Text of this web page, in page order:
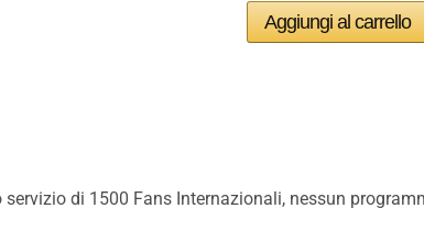
di 1500 Fans Internazionali, nessun